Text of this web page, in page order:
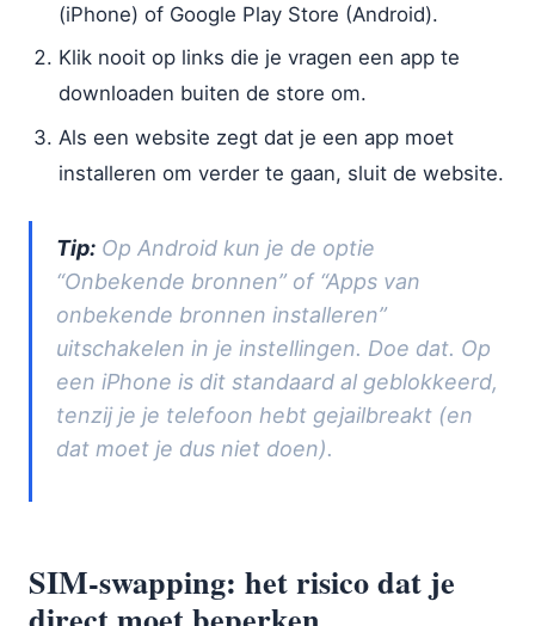
(iPhone) of Google Play Store (Android).
Klik nooit op links die je vragen een app te
downloaden buiten de store om.
Als een website zegt dat je een app moet
installeren om verder te gaan, sluit de website.
Tip: Op Android kun je de optie
“Onbekende bronnen” of “Apps van
onbekende bronnen installeren”
uitschakelen in je instellingen. Doe dat. Op
een iPhone is dit standaard al geblokkeerd,
tenzij je je telefoon hebt gejailbreakt (en
dat moet je dus niet doen).
SIM-swapping: het risico dat je